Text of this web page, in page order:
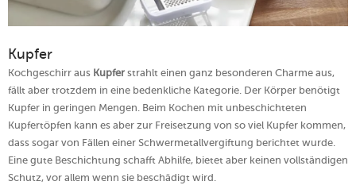
Kupfer
Kochgeschirr aus Kupfer strahlt einen ganz besonderen Charme aus,
fällt aber trotzdem in eine bedenkliche Kategorie. Der Körper benötigt
Kupfer in geringen Mengen. Beim Kochen mit unbeschichteten
Kupfertöpfen kann es aber zur Freisetzung von so viel Kupfer kommen,
dass sogar von Fällen einer Schwermetallvergiftung berichtet wurde.
Eine gute Beschichtung schafft Abhilfe, bietet aber keinen vollständigen
Schutz, vor allem wenn sie beschädigt wird.